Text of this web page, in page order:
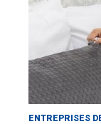
ENTREPRISES